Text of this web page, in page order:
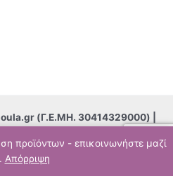
προϊόντων - επικοινωνήστε μαζί
Απόρριψη
(Γ.Ε.ΜΗ. 30414329000)